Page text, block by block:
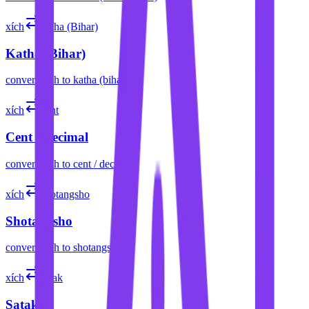
xích katha (Bihar)
Katha (Bihar)
convert xích to katha (bihar)
xích cent
Cent / Decimal
convert xích to cent / decimal
xích shotangsho
Shotangsho
convert xích to shotangsho
xích satak
Satak